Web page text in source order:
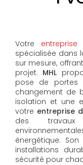
Votre
spécialisée dans
sur mesure,
projet. MHL
pose de portes
changement de
isolation et une
votre entreprise
des
énergétique.
installations
sécurité pour